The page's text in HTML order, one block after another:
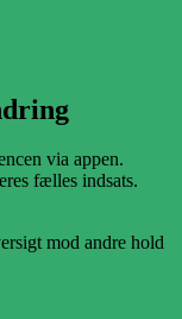
via appen.
fælles indsats.